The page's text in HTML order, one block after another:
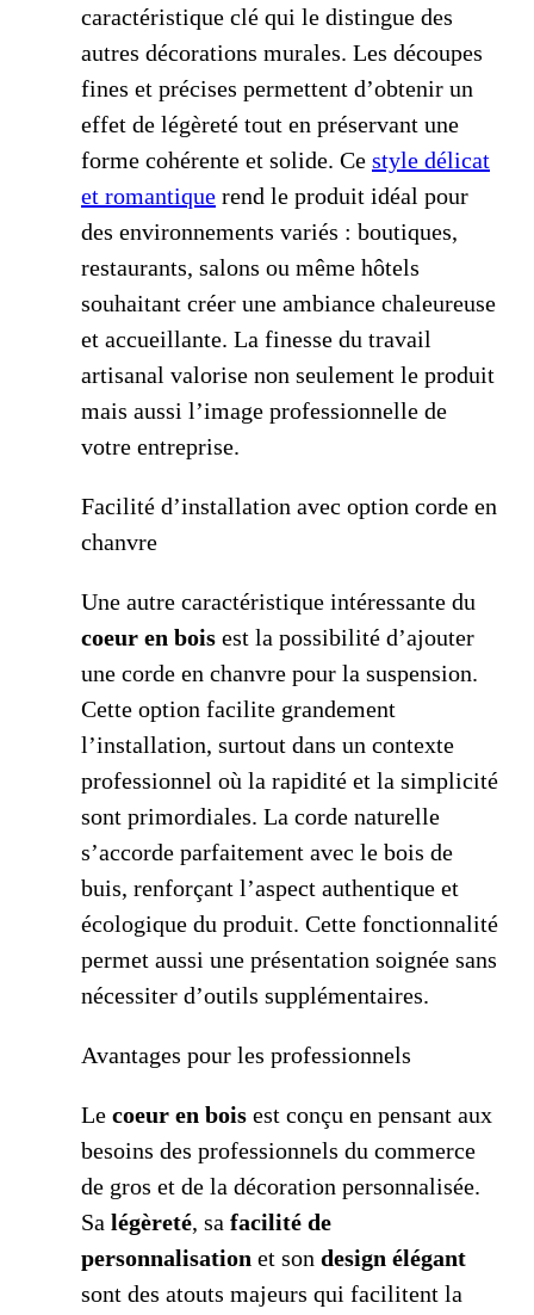
caractéristique clé qui le distingue des
autres décorations murales. Les découpes
fines et précises permettent d’obtenir un
effet de légèreté tout en préservant une
forme cohérente et solide. Ce style délicat
et romantique rend le produit idéal pour
des environnements variés : boutiques,
restaurants, salons ou même hôtels
souhaitant créer une ambiance chaleureuse
et accueillante. La finesse du travail
artisanal valorise non seulement le produit
mais aussi l’image professionnelle de
votre entreprise.
Facilité d’installation avec option corde en
chanvre
Une autre caractéristique intéressante du
coeur en bois est la possibilité d’ajouter
une corde en chanvre pour la suspension.
Cette option facilite grandement
l’installation, surtout dans un contexte
professionnel où la rapidité et la simplicité
sont primordiales. La corde naturelle
s’accorde parfaitement avec le bois de
buis, renforçant l’aspect authentique et
écologique du produit. Cette fonctionnalité
permet aussi une présentation soignée sans
nécessiter d’outils supplémentaires.
Avantages pour les professionnels
Le coeur en bois est conçu en pensant aux
besoins des professionnels du commerce
de gros et de la décoration personnalisée.
Sa légèreté, sa facilité de
personnalisation et son design élégant
sont des atouts majeurs qui facilitent la